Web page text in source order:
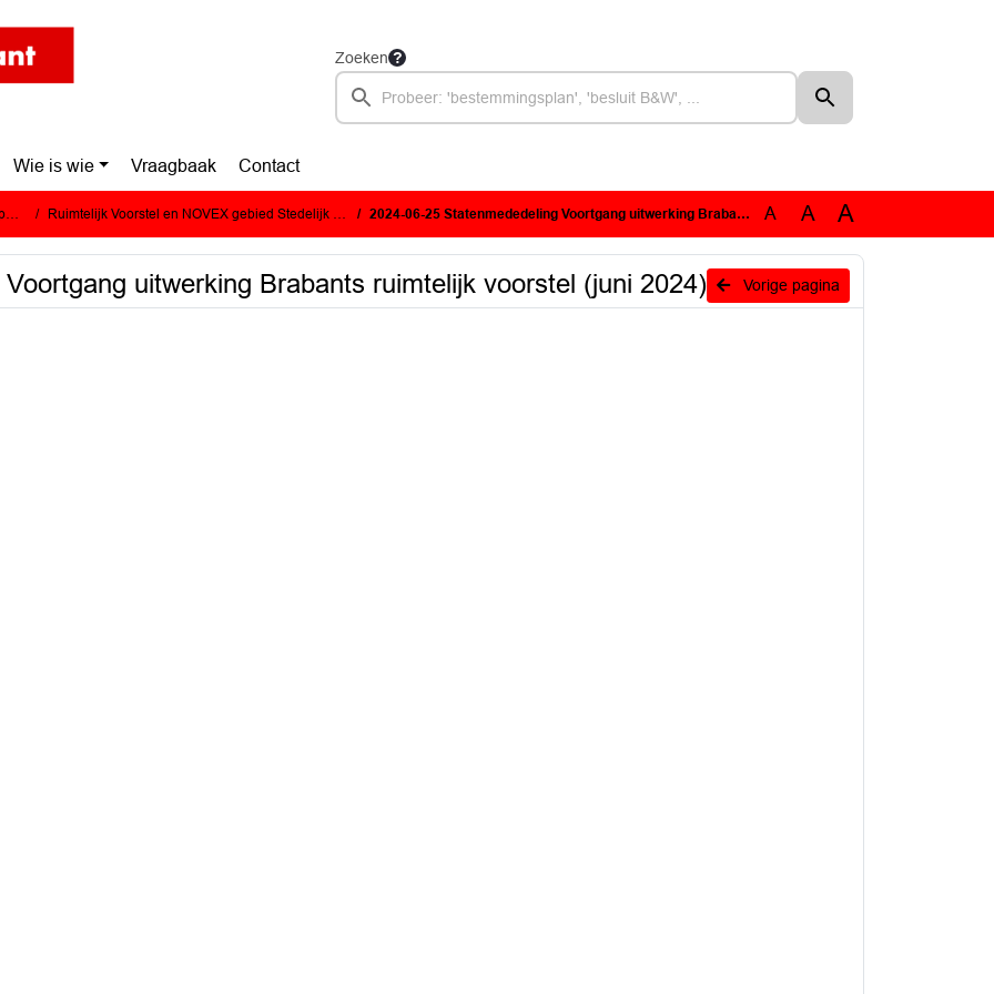
Zoeken
Wie is wie Vraagbaak Contact
Ruimtelijk Voorstel en NOVEX gebied Stedelijk Brabant 2024-06-25 Statenmededeling Voortgang uitwerking Brabants ruimtelijk voorstel (juni 2024) A A A
Vorige pagina
uitwerking Brabants ruimtelijk voorstel (juni 2024)